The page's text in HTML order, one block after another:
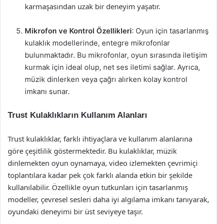
karmaşasından uzak bir deneyim yaşatır.
Mikrofon ve Kontrol Özellikleri: Oyun için tasarlanmış
kulaklık modellerinde, entegre mikrofonlar
bulunmaktadır. Bu mikrofonlar, oyun sırasında iletişim
kurmak için ideal olup, net ses iletimi sağlar. Ayrıca,
müzik dinlerken veya çağrı alırken kolay kontrol
imkanı sunar.
Trust Kulaklıkların Kullanım Alanları
Trust kulaklıklar, farklı ihtiyaçlara ve kullanım alanlarına
göre çeşitlilik göstermektedir. Bu kulaklıklar, müzik
dinlemekten oyun oynamaya, video izlemekten çevrimiçi
toplantılara kadar pek çok farklı alanda etkin bir şekilde
kullanılabilir. Özellikle oyun tutkunları için tasarlanmış
modeller, çevresel sesleri daha iyi algılama imkanı tanıyarak,
oyundaki deneyimi bir üst seviyeye taşır.